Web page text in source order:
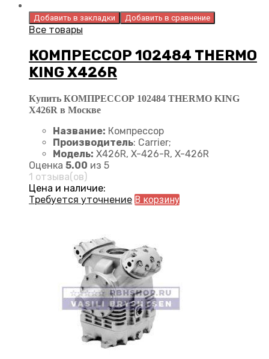
Добавить в закладки Добавить в сравнение
Все товары
КОМПРЕССОР 102484 THERMO
KING X426R
Купить КОМПРЕССОР 102484 THERMO KING
X426R в Москве
Название: Компрессор
Производитель: Carrier;
Модель: X426R, X-426-R, X-426R
Оценка 5.00 из 5
1 отзыва(ов)
Цена и наличие:
Требуется уточнение В корзину